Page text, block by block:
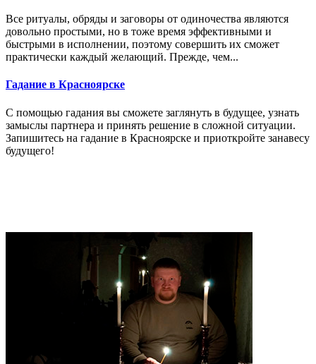
Все ритуалы, обряды и заговоры от одиночества являются
довольно простыми, но в тоже время эффективными и
быстрыми в исполнении, поэтому совершить их сможет
практически каждый желающий. Прежде, чем...
Гадание в Красноярске
С помощью гадания вы сможете заглянуть в будущее, узнать
замыслы партнера и принять решение в сложной ситуации.
Запишитесь на гадание в Красноярске и приоткройте занавесу
будущего!